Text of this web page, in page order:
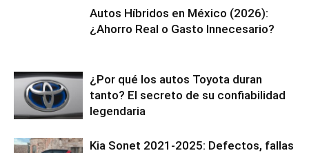
Autos Híbridos en México (2026):
¿Ahorro Real o Gasto Innecesario?
¿Por qué los autos Toyota duran
tanto? El secreto de su confiabilidad
legendaria
Kia Sonet 2021-2025: Defectos, fallas